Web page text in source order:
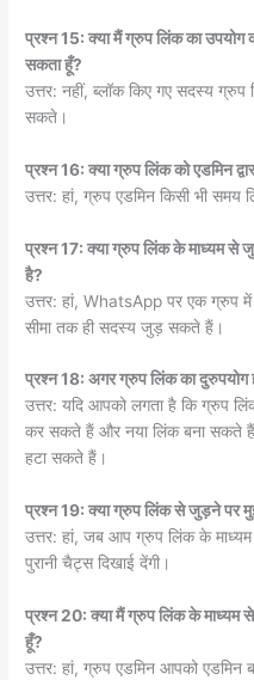
प्रश्न 15: क्या मैं ग्रुप लिंक का उपयोग
सकता हूँ?
उत्तर: नहीं, ब्लॉक किए गए सदस्य
सकते।
प्रश्न 16: क्या ग्रुप लिंक को एडमिन
उत्तर: हां, ग्रुप एडमिन किसी भी समय
प्रश्न 17: क्या ग्रुप लिंक के माध्यम से
है?
उत्तर: हां, WhatsApp पर एक
सीमा तक ही सदस्य जुड़ सकते हैं।
प्रश्न 18: अगर ग्रुप लिंक का दुरुपयोग
उत्तर: यदि आपको लगता है कि ग्रुप
कर सकते हैं और नया लिंक बना सकते
हटा सकते हैं।
प्रश्न 19: क्या ग्रुप लिंक से जुड़ने पर
उत्तर: हां, जब आप ग्रुप लिंक के
पुरानी चैट्स दिखाई देंगी।
प्रश्न 20: क्या मैं ग्रुप लिंक के माध्यम
हूँ?
उत्तर: हां, ग्रुप एडमिन आपको